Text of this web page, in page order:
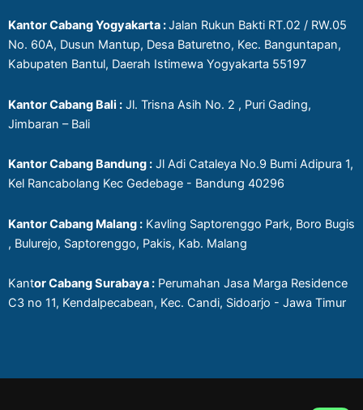
Kantor Cabang Yogyakarta :Jalan Rukun Bakti RT.02 / RW.05
No. 60A, Dusun Mantup, Desa Baturetno, Kec. Banguntapan,
Kabupaten Bantul, Daerah Istimewa Yogyakarta 55197
Kantor Cabang Bali : Jl. Trisna Asih No. 2 , Puri Gading,
Jimbaran – Bali
Kantor Cabang Bandung : Jl Adi Cataleya No.9 Bumi Adipura 1,
Kel Rancabolang Kec Gedebage - Bandung 40296
Kantor Cabang Malang : Kavling Saptorenggo Park, Boro Bugis
, Bulurejo, Saptorenggo, Pakis, Kab. Malang
Kantor Cabang Surabaya : Perumahan Jasa Marga Residence
C3 no 11, Kendalpecabean, Kec. Candi, Sidoarjo - Jawa Timur